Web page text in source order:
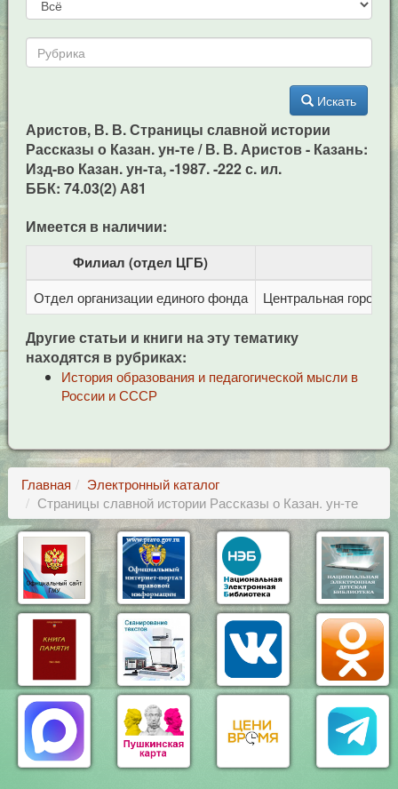
Искать
Аристов, В. В. Страницы славной истории
Рассказы о Казан. ун-те / В. В. Аристов - Казань:
Изд-во Казан. ун-та, -1987. -222 с. ил.
ББК: 74.03(2) А81
Имеется в наличии:
Филиал (отдел ЦГБ)
Отдел организации единого фонда Центральная
Другие статьи и книги на эту тематику
находятся в рубриках:
История образования и педагогической мысли в
России и СССР
Главная
Электронный каталог
Страницы славной истории Рассказы о Казан. ун-те